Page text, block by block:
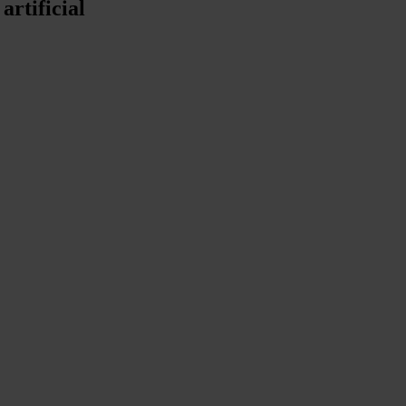
artificial